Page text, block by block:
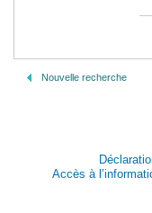
Nouvelle recherche
Accès à